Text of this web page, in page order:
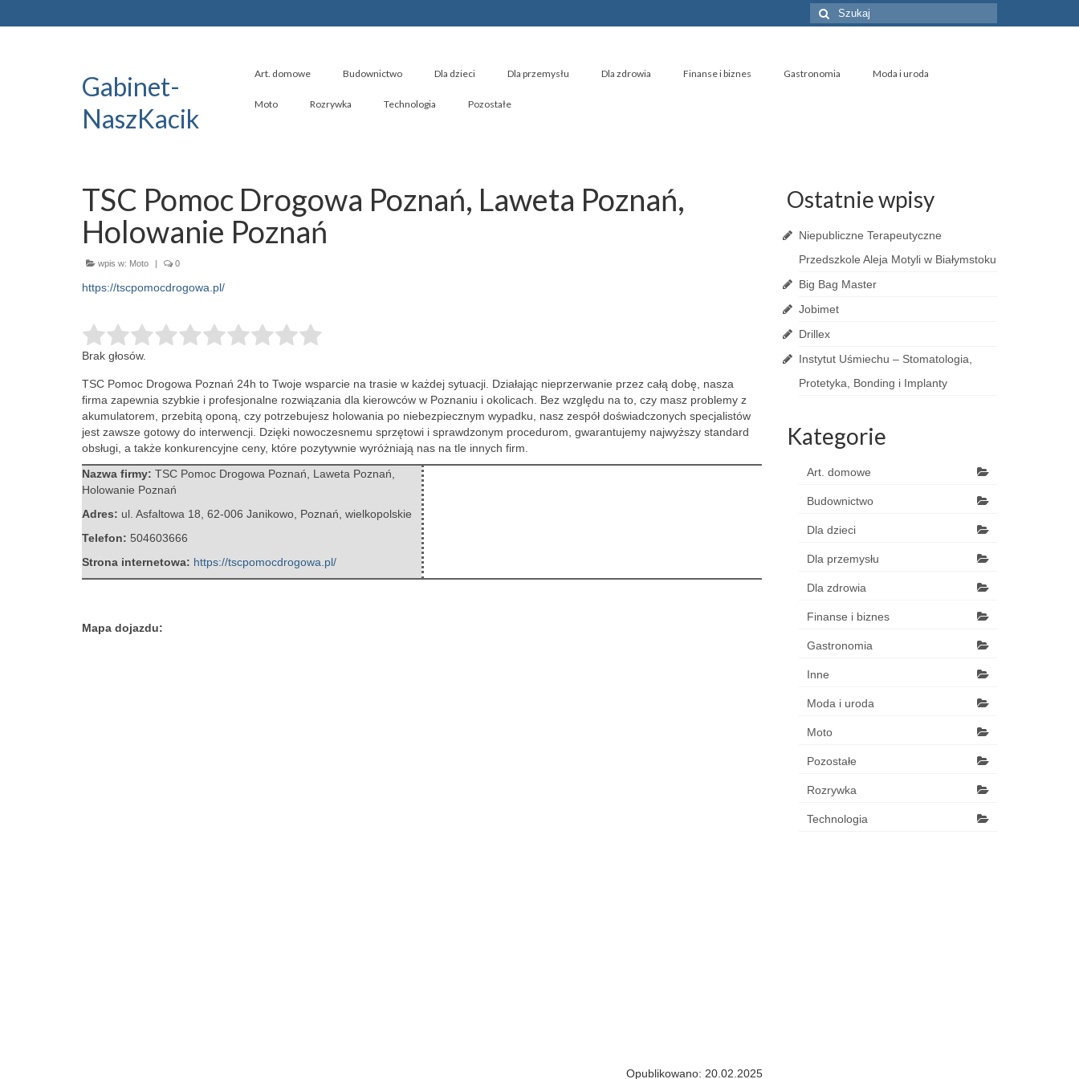
Szuklaj
w:
Gabinet-
NaszKacik
Art. domowe Budownictwo Dla dzieci Dla przemysłu Dla zdrowia Finanse i biznes Gastronomia Moda i uroda
Moto Rozrywka Technologia Pozostałe
TSC Pomoc Drogowa Poznań, Laweta Poznań,
Holowanie Poznań
wpis w: Moto | 0
https://tscpomocdrogowa.pl/
Brak głosów.
TSC Pomoc Drogowa Poznań 24h to Twoje wsparcie na trasie w każdej sytuacji. Działając nieprzerwanie przez całą dobę, nasza
firma zapewnia szybkie i profesjonalne rozwiązania dla kierowców w Poznaniu i okolicach. Bez względu na to, czy masz problemy z
akumulatorem, przebitą oponą, czy potrzebujesz holowania po niebezpiecznym wypadku, nasz zespół doświadczonych specjalistów
jest zawsze gotowy do interwencji. Dzięki nowoczesnemu sprzętowi i sprawdzonym procedurom, gwarantujemy najwyższy standard
obsługi, a także konkurencyjne ceny, które pozytywnie wyróżniają nas na tle innych firm.
Nazwa firmy: TSC Pomoc Drogowa Poznań, Laweta Poznań,
Holowanie Poznań
Adres: ul. Asfaltowa 18 62-006 Janikowo, Poznań wielkopolskie
Telefon: 504603666
Strona internetowa: https://tscpomocdrogowa.pl/
Mapa dojazdu:
Opublikowano: 20.02.2025
Ostatnie wpisy
Niepubliczne Terapeutyczne
Przedszkole Aleja Motyli w Białymstoku
Big Bag Master
Jobimet
Drillex
Instytut Uśmiechu – Stomatologia,
Protetyka, Bonding i Implanty
Kategorie
Art. domowe
Budownictwo
Dla dzieci
Dla przemysłu
Dla zdrowia
Finanse i biznes
Gastronomia
Inne
Moda i uroda
Moto
Pozostałe
Rozrywka
Technologia